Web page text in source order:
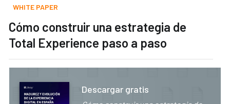
WHITE PAPER
Cómo construir una estrategia de
Total Experience paso a paso
Descargar gratis